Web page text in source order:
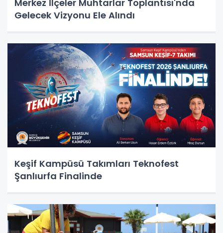
Merkez İlçeler Muhtarlar Toplantısı'nda
Gelecek Vizyonu Ele Alındı
Keşif Kampüsü Takımları Teknofest
Şanlıurfa Finalinde